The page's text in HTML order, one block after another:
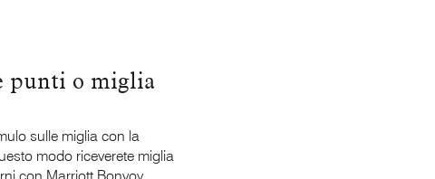
punti o miglia
sulle miglia con la
modo riceverete miglia